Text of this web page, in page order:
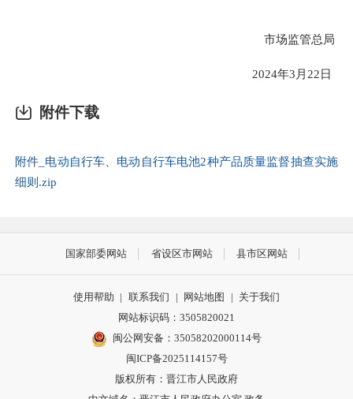
市场监管总局
2024年3 月 22日
附件下载
附件_电动自行车、电动自行车电池2种产品质量监督抽查实施
细则.zip
国家部委网站 省设区市网站 县市区网站
使用帮助 | 联系我们 | 网站地图 | 关于我们
网站标识码：3505820021
闽公网安备：35058202000114号
闽ICP备2025114157号
版权所有：晋江市人民政府